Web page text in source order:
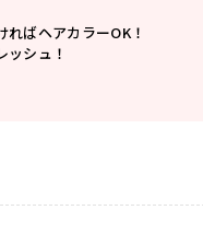
ばヘアカラーOK！
シュ！